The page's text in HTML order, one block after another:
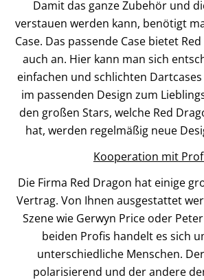
Damit das ganze Zubehör und
verstauen werden kann, benötigt
Case. Das passende Case bietet
auch an. Hier kann man sich
einfachen und schlichten
im passenden Design zum
den großen Stars, welche Red
hat, werden regelmäßig neue
Kooperation mit
Die Firma Red Dragon hat einige
Vertrag. Von Ihnen ausgestattet
Szene wie Gerwyn Price oder
beiden Profis handelt es sich
unterschiedliche Menschen.
polarisierend und der andere